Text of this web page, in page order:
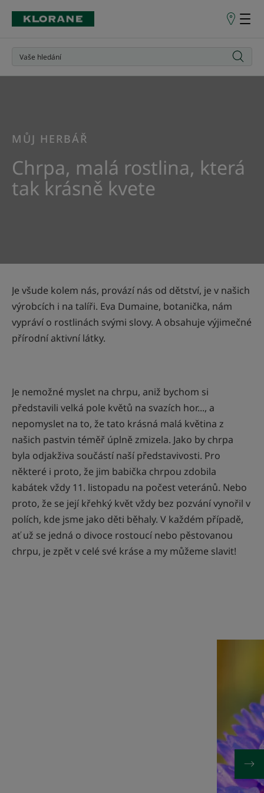
Prodejní
MŮJ HERBÁŘ
Chrpa, malá rostlina, která
tak krásně kvete
Je všude kolem nás, provází nás od dětství, je v našich
výrobcích i na talíři. Eva Dumaine, botanička, nám
vypráví o rostlinách svými slovy. A obsahuje výjimečné
přírodní aktivní látky.
Je nemožné myslet na chrpu, aniž bychom si
představili velká pole květů na svazích hor..., a
nepomyslet na to, že tato krásná malá květina z
našich pastvin téměř úplně zmizela. Jako by chrpa
byla odjakživa součástí naší představivosti. Pro
některé i proto, že jim babička chrpou zdobila
kabátek vždy 11. listopadu na počest veteránů. Nebo
proto, že se její křehký květ vždy bez pozvání vynořil v
polích, kde jsme jako děti běhaly. V každém případě,
ať už se jedná o divoce rostoucí nebo pěstovanou
chrpu, je zpět v celé své kráse a my můžeme slavit!